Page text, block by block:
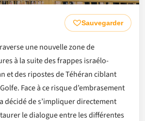
Sauvegarder
une nouvelle zone de
à la suite des frappes israélo-
et des ripostes de Téhéran ciblant
Face à ce risque d’embrasement
décidé de s’impliquer directement
le dialogue entre les différentes